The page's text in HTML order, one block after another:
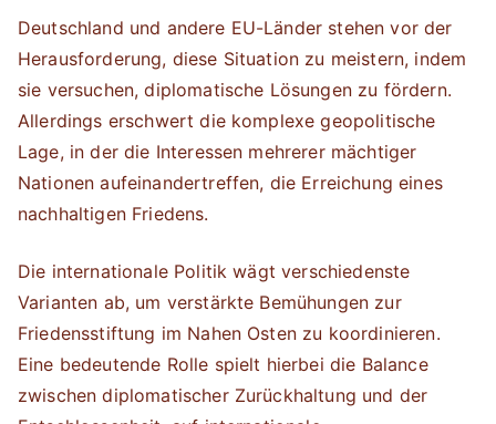
Deutschland und andere EU-Länder stehen vor der
Herausforderung, diese Situation zu meistern, indem
sie versuchen, diplomatische Lösungen zu fördern.
Allerdings erschwert die komplexe geopolitische
Lage, in der die Interessen mehrerer mächtiger
Nationen aufeinandertreffen, die Erreichung eines
nachhaltigen Friedens.
Die internationale Politik wägt verschiedenste
Varianten ab, um verstärkte Bemühungen zur
Friedensstiftung im Nahen Osten zu koordinieren.
Eine bedeutende Rolle spielt hierbei die Balance
zwischen diplomatischer Zurückhaltung und der